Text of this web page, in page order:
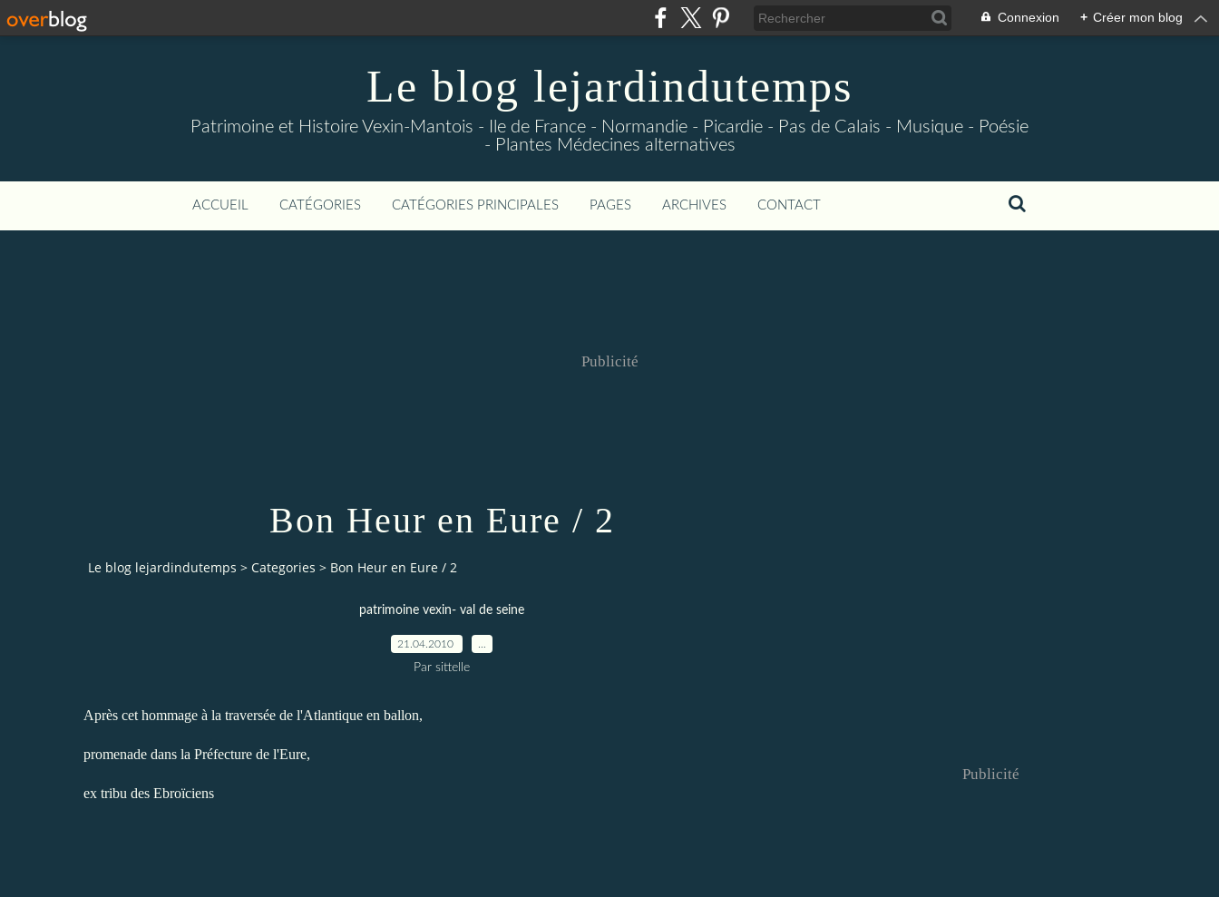
Connexion + Créer mon blog
Le blog lejardindutemps
Patrimoine et Histoire Vexin-Mantois - Ile de France - Normandie - Picardie - Pas de Calais - Musique - Poésie
- Plantes Médecines alternatives
ACCUEIL CATÉGORIES CATÉGORIES PRINCIPALES PAGES ARCHIVES CONTACT
Publicité
Bon Heur en Eure / 2
Le blog lejardindutemps > Categories > Bon Heur en Eure / 2
patrimoine vexin- val de seine
21.04.2010
Par sittelle
Après cet hommage à la traversée de l'Atlantique en ballon,
promenade dans la Préfecture de l'Eure,
ex tribu des Ebroïciens
Publicité